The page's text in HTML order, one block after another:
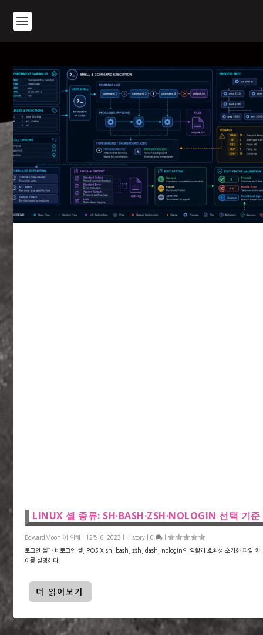
LINUX 셸 종류: SH·BASH·ZSH·NOLOGIN 선택 기준
EdwardMoon 에 의해 | 12월 6, 2023 History |0 |
로그인 셸과 비로그인 셸, POSIX sh, bash, zsh, dash, nologin의 역할과 호환성·초기화 파일 차
이를 설명한다.
더 읽어보기